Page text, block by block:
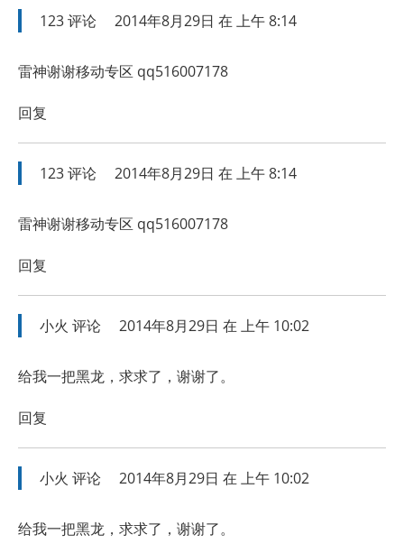
123评论 2014年8月29日 在 上午 8:14
雷神谢谢移动专区 qq516007178
回复
123评论 2014年8月29日 在 上午 8:14
雷神谢谢移动专区 qq516007178
回复
小火 评论 2014年8月29日 在 上午 10:02
给我一把黑龙，求求了，谢谢了。
回复
小火 评论 2014年8月29日 在 上午 10:02
给我一把黑龙，求求了，谢谢了。